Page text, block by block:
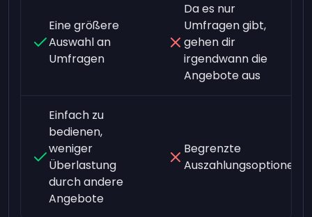
Eine größere
Auswahl an
Umfragen
Da es nur
Umfragen gibt,
gehen dir
irgendwann die
Angebote aus
Einfach zu
bedienen,
weniger
Überlastung
durch andere
Angebote
Begrenzte
Auszahlungsoptionen